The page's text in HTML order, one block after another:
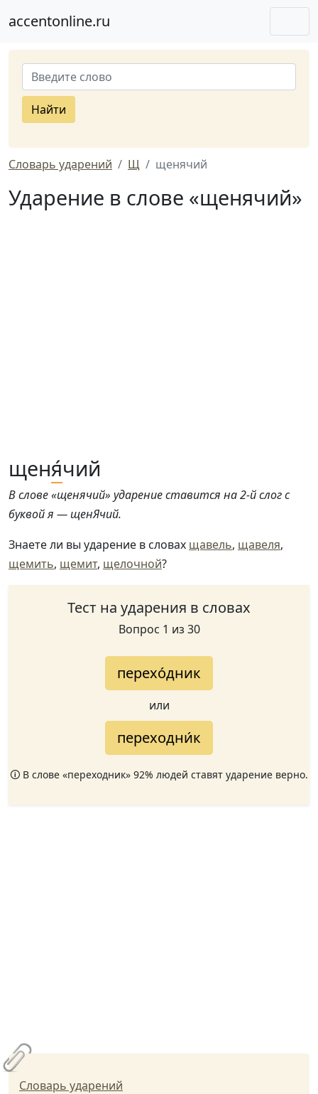
accentonline.ru
Найти
Словарь ударений Щ щенячий
Ударение в слове «щенячий»
щеня́чий
В слове «щенячий» ударение ставится на 2-й слог с
буквой я — щенЯчий.
Знаете ли вы ударение в словах щавель, щавеля,
щемить, щемит, щелочной?
Тест на ударения в словах
Вопрос 1 из 30
перехо́дник
или
переходни́к
🛈 В слове «переходник» 92% людей ставят ударение верно.
Словарь ударений